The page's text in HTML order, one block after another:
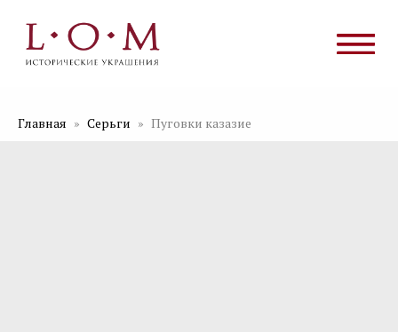
Главная Серьги Пуговки казазие